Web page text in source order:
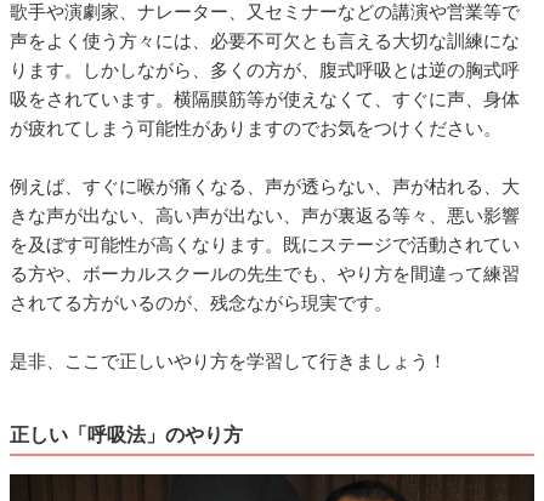
歌手や演劇家、ナレーター、又セミナーなどの講演や営業等で
声をよく使う方々には、必要不可欠とも言える大切な訓練にな
ります。しかしながら、多くの方が、腹式呼吸とは逆の胸式呼
吸をされています。横隔膜筋等が使えなくて、すぐに声、身体
が疲れてしまう可能性がありますのでお気をつけください。
例えば、すぐに喉が痛くなる、声が透らない、声が枯れる、大
きな声が出ない、高い声が出ない、声が裏返る等々、悪い影響
を及ぼす可能性が高くなります。既にステージで活動されてい
る方や、ボーカルスクールの先生でも、やり方を間違って練習
されてる方がいるのが、残念ながら現実です。
是非、ここで正しいやり方を学習して行きましょう！
正しい「呼吸法」のやり方